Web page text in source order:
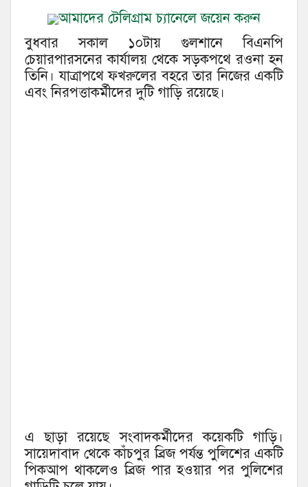
আমাদের টেলিগ্রাম চ্যানেলে জয়েন করুন
বুধবার সকাল ১০টায় গুলশানে বিএনপি
চেয়ারপারসনের কার্যালয় থেকে সড়কপথে রওনা হন
তিনি। যাত্রাপথে ফখরুলের বহরে তার নিজের একটি
এবং নিরপত্তাকর্মীদের দুটি গাড়ি রয়েছে।
এ ছাড়া রয়েছে সংবাদকর্মীদের কয়েকটি গাড়ি।
সায়েদাবাদ থেকে কাঁচপুর ব্রিজ পর্যন্ত পুলিশের একটি
পিকআপ থাকলেও ব্রিজ পার হওয়ার পর পুলিশের